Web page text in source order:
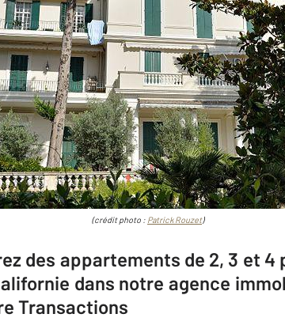
(crédit photo : Patrick Rouzet)
des appartements de 2, 3 et
dans notre agence
Transactions